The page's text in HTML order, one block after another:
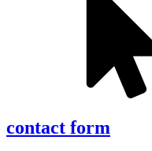
contact form